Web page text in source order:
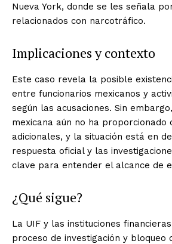
Nueva York, donde se les señala
relacionados con narcotráfico.
Implicaciones y contexto
Este caso revela la posible
entre funcionarios mexicanos y
según las acusaciones. Sin
mexicana aún no ha proporcionado
adicionales, y la situación está en
respuesta oficial y las
clave para entender el alcance de
¿Qué sigue?
La UIF y las instituciones
proceso de investigación y bloqueo